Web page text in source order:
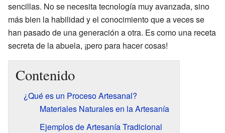
sencillas. No se necesita tecnología muy avanzada, sino
más bien la habilidad y el conocimiento que a veces se
han pasado de una generación a otra. Es como una receta
secreta de la abuela, ¡pero para hacer cosas!
Contenido
¿Qué es un Proceso Artesanal?
Materiales Naturales en la Artesanía
Ejemplos de Artesanía Tradicional